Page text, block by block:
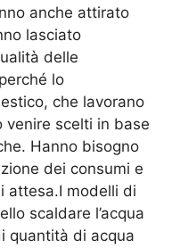
anche attirato
lasciato
delle
lo
che lavorano
venire scelti in base
Hanno bisogno
dei consumi e
attesa.I modelli di
scaldare l’acqua
quantità di acqua